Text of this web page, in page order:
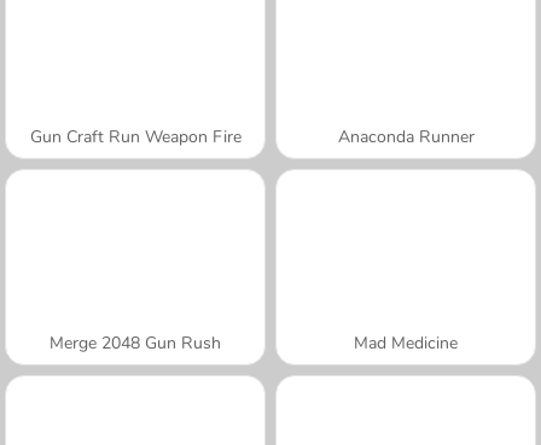
Gun Craft Run Weapon Fire Anaconda Runner
Merge 2048 Gun Rush Mad Medicine